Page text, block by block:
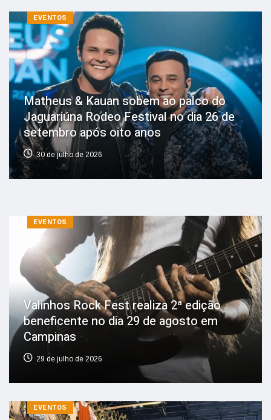
EVENTOS
Matheus & Kauan sobem ao palco do
Jaguariúna Rodeo Festival no dia 26 de
setembro após oito anos
30 de julho de 2026
EVENTOS
Valinhos Rock Fest realiza 2ª edição
beneficente no dia 29 de agosto em
Campinas
29 de julho de 2026
EVENTOS